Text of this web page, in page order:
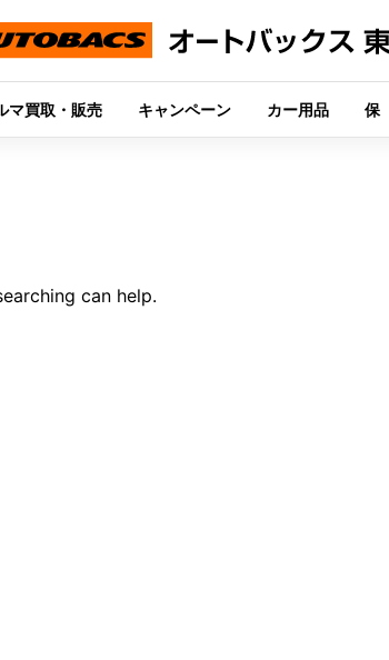
マ買取・販売 キャンペーン カー用品 保
can help.